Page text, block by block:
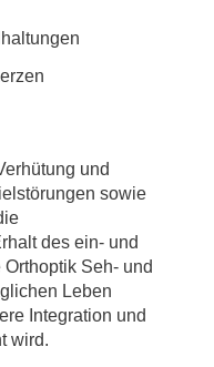
und
sowie
des ein- und
Seh- und
Leben
Integration und
wird.